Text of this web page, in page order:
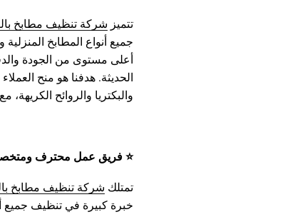
تتميز شركة تنظيف مطابخ
جميع أنواع المطابخ
أعلى مستوى من الجودة
الحديثة. هدفنا هو منح
والبكتريا والروائح
⭐ فريق عمل محترف
تمتلك شركة تنظيف مطابخ
خبرة كبيرة في تنظيف جميع